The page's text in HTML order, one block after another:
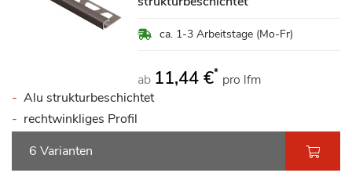
ca. 1-3 Arbeitstage (Mo-Fr)
ab 11,44 €* pro lfm
Alu strukturbeschichtet
rechtwinkliges Profil
6 Varianten